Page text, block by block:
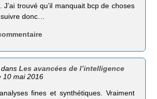
J’ai trouvé qu’il manquait bcp de choses
donc…
dansLes avancées de l’intelligence
10 mai 2016
fines et synthétiques. Vraiment